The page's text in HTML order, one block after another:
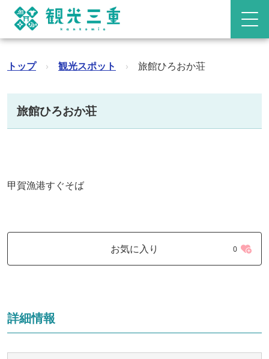
トップ › 観光スポット › 旅館ひろおか荘
旅館ひろおか荘
甲賀漁港すぐそば
お気に入り 0
詳細情報